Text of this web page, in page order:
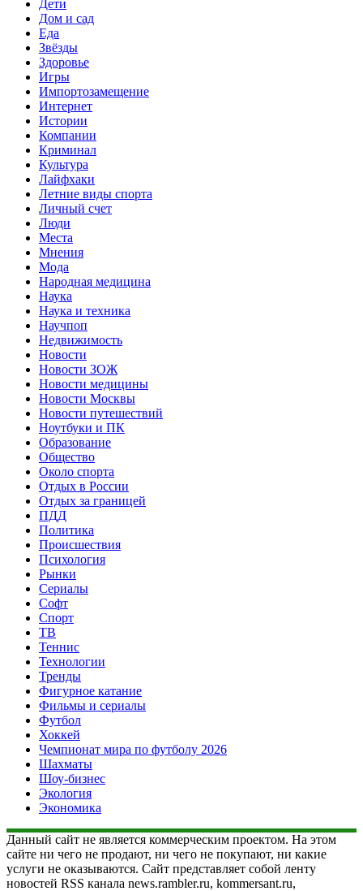
Дети
Дом и сад
Еда
Звёзды
Здоровье
Игры
Импортозамещение
Интернет
Истории
Компании
Криминал
Культура
Лайфхаки
Летние виды спорта
Личный счет
Люди
Места
Мнения
Мода
Народная медицина
Наука
Наука и техника
Научпоп
Недвижимость
Новости
Новости ЗОЖ
Новости медицины
Новости Москвы
Новости путешествий
Ноутбуки и ПК
Образование
Общество
Около спорта
Отдых в России
Отдых за границей
ПДД
Политика
Происшествия
Психология
Рынки
Сериалы
Софт
Спорт
ТВ
Теннис
Технологии
Тренды
Фигурное катание
Фильмы и сериалы
Футбол
Хоккей
Чемпионат мира по футболу 2026
Шахматы
Шоу-бизнес
Экология
Экономика
Данный сайт не является коммерческим проектом. На этом
сайте ни чего не продают, ни чего не покупают, ни какие
услуги не оказываются. Сайт представляет собой ленту
новостей RSS канала news.rambler.ru, kommersant.ru,